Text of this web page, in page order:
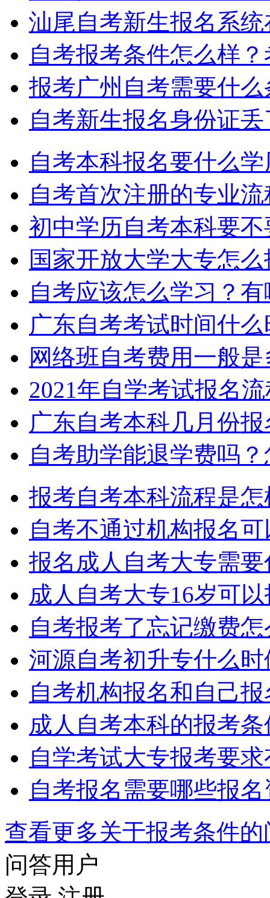
汕尾自考新生报名系
自考报考条件怎么样
报考广州自考需要什
自考新生报名身份证
自考本科报名要什么
自考首次注册的专业
初中学历自考本科要
国家开放大学大专怎
自考应该怎么学习？
广东自考考试时间什
网络班自考费用一般
2021年自学考试报名
广东自考本科几月份
自考助学能退学费吗
报考自考本科流程是
自考不通过机构报名
报名成人自考大专需
成人自考大专16岁可
自考报考了忘记缴费
河源自考初升专什么
自考机构报名和自己
成人自考本科的报考
自学考试大专报考要
自考报名需要哪些报
查看更多关于报考条件
问答用户